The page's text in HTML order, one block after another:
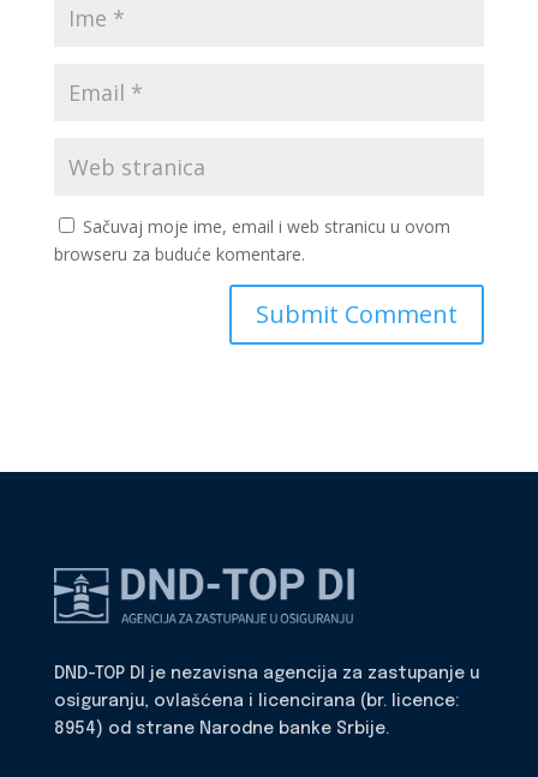
Sačuvaj moje ime, email i web stranicu u ovom
browseru za buduće komentare.
DND-TOP DI je nezavisna agencija za zastupanje u
osiguranju, ovlašćena i licencirana (br. licence:
8954) od strane Narodne banke Srbije.